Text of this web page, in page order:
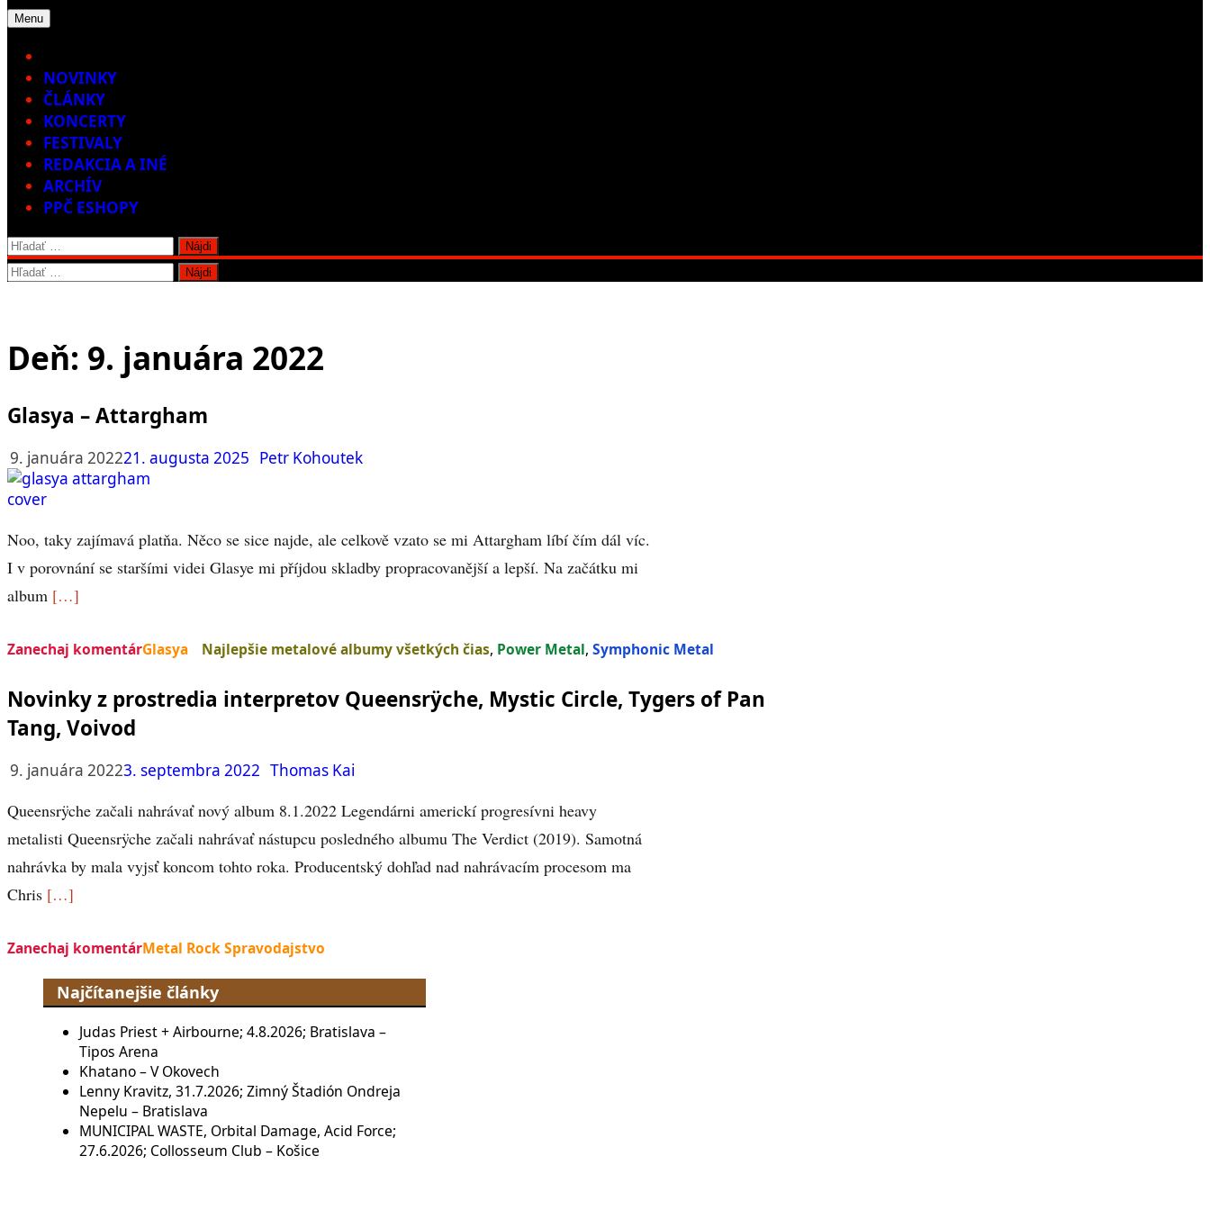
Menu
NOVINKY
ČLÁNKY
KONCERTY
FESTIVALY
REDAKCIA A INÉ
ARCHÍV
PPČ ESHOPY
Hľadať:
Hľadať:
Deň: 9. januára 2022
Glasya – Attargham
9. januára 202221. augusta 2025 Petr Kohoutek
Noo, taky zajímavá platňa. Něco se sice najde, ale celkově vzato se mi Attargham líbí čím dál víc.
I v porovnání se staršími videi Glasye mi příjdou skladby propracovanější a lepší. Na začátku mi
album […]
Zanechaj komentárGlasya Najlepšie metalové albumy všetkých čias, Power Metal, Symphonic Metal
Novinky z prostredia interpretov Queensrÿche, Mystic Circle, Tygers of Pan
Tang, Voivod
9. januára 20223. septembra 2022 Thomas Kai
Queensrÿche začali nahrávať nový album 8.1.2022 Legendárni americkí progresívni heavy
metalisti Queensrÿche začali nahrávať nástupcu posledného albumu The Verdict (2019). Samotná
nahrávka by mala vyjsť koncom tohto roka. Producentský dohľad nad nahrávacím procesom ma
Chris […]
Zanechaj komentárMetal Rock Spravodajstvo
Najčítanejšie články
Judas Priest + Airbourne; 4.8.2026; Bratislava –
Tipos Arena
Khatano – V Okovech
Lenny Kravitz, 31.7.2026; Zimný Štadión Ondreja
Nepelu – Bratislava
MUNICIPAL WASTE, Orbital Damage, Acid Force;
27.6.2026; Collosseum Club – Košice